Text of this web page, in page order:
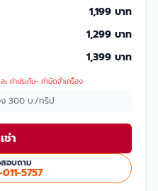
1,199 บาท
1,299 บาท
1,399 บาท
ค่าประกัน- ค่ามัดจำเครื่อง
ง 300 บ./ทริป
เช่า
อบถาม
5757